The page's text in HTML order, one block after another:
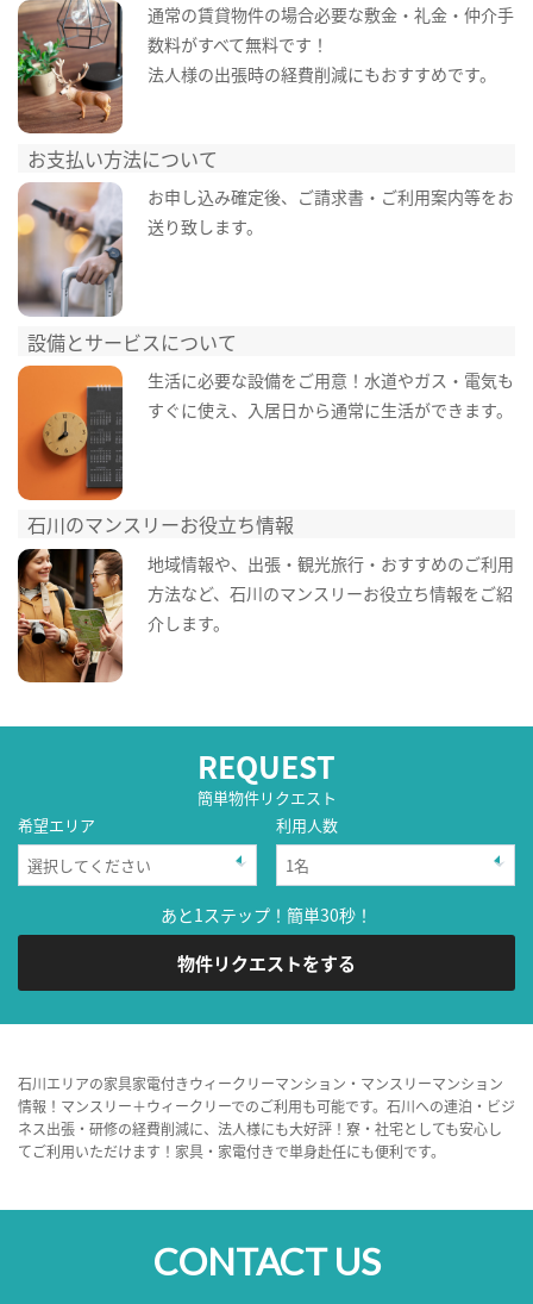
通常の賃貸物件の場合必要な敷金・礼金・仲介手
数料がすべて無料です！
法人様の出張時の経費削減にもおすすめです。
お支払い方法について
お申し込み確定後、ご請求書・ご利用案内等をお
送り致します。
設備とサービスについて
生活に必要な設備をご用意！水道やガス・電気も
すぐに使え、入居日から通常に生活ができます。
石川のマンスリーお役立ち情報
地域情報や、出張・観光旅行・おすすめのご利用
方法など、石川のマンスリーお役立ち情報をご紹
介します。
REQUEST
簡単物件リクエスト
希望エリア
利用人数
あと1ステップ！簡単30秒！
物件リクエストをする
石川エリアの家具家電付きウィークリーマンション・マンスリーマンション
情報！マンスリー＋ウィークリーでのご利用も可能です。石川への連泊・ビジ
ネス出張・研修の経費削減に、法人様にも大好評！寮・社宅としても安心し
てご利用いただけます！家具・家電付きで単身赴任にも便利です。
CONTACT US